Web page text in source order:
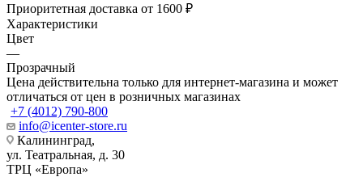
Приоритетная доставка от 1600 ₽
Характеристики
Цвет
—
Прозрачный
Цена действительна только для интернет-магазина и может
отличаться от цен в розничных магазинах
+7 (4012) 790-800
info@icenter-store.ru
Калининград,
ул. Театральная, д. 30
ТРЦ «Европа»